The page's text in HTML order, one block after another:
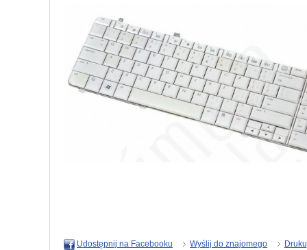
Udostępnij na Facebooku Wyślij do znajomego